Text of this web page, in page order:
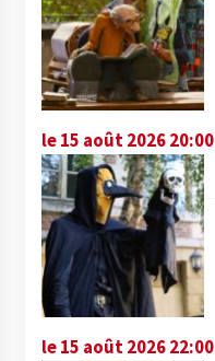
le 15 août 2026 20:00
le 15 août 2026 22:00